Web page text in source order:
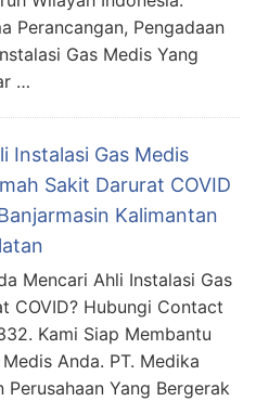
Perancangan, Pengadaan
Gas Medis Yang
…
Instalasi Gas Medis
Sakit Darurat COVID
Kalimantan
Mencari Ahli Instalasi Gas
COVID? Hubungi Contact
Kami Siap Membantu
Anda. PT. Medika
Yang Bergerak